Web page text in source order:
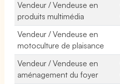
Vendeur / Vendeuse en
produits multimédia
Vendeur / Vendeuse en
motoculture de plaisance
Vendeur / Vendeuse en
aménagement du foyer